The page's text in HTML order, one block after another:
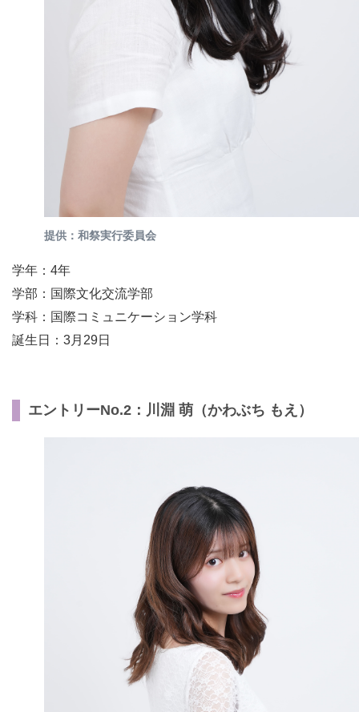
提供：和祭実行委員会
学年：4年
学部：国際文化交流学部
学科：国際コミュニケーション学科
誕生日：3月29日
エントリーNo.2：川淵 萌（かわぶち もえ）